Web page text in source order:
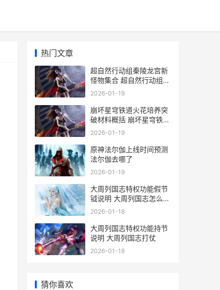
热门文章
超自然行动组秦陵龙宫新
怪物集合 超自然行动组秦
陵龙宫怎么玩
2026-01-19
崩坏星穹铁道火花培养突
破材料概括 崩坏星穹铁道
火系角色
2026-01-19
原神法尔伽上线时间预测
法尔伽去哪了
2026-01-19
大周列国志特权功能假节
钺说明 大周列国志怎么会
盟
2026-01-18
大周列国志特权功能持节
说明 大周列国志打仗
2026-01-18
猜你喜欢